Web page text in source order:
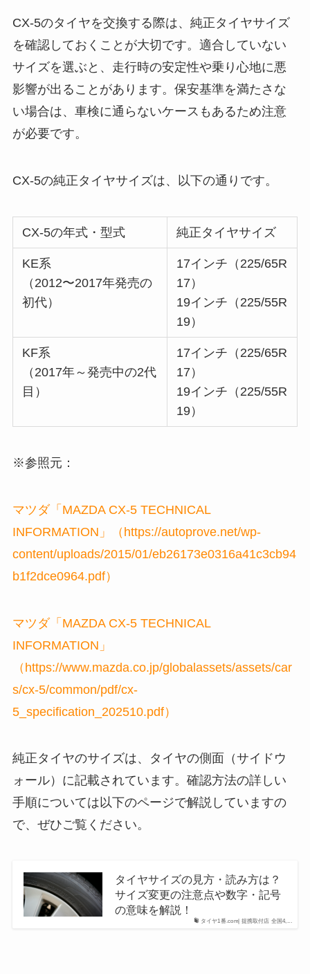
CX-5のタイヤを交換する際は、純正タイヤサイズ
を確認しておくことが大切です。適合していない
サイズを選ぶと、走行時の安定性や乗り心地に悪
影響が出ることがあります。保安基準を満たさな
い場合は、車検に通らないケースもあるため注意
が必要です。
CX-5の純正タイヤサイズは、以下の通りです。
CX-5の年式・型式 純正タイヤサイズ
KE系
（2012〜2017年発売の
初代）
17インチ（225/65R
17）
19インチ（225/55R
19）
KF系
（2017年～発売中の2代
目）
17インチ（225/65R
17）
19インチ（225/55R
19）
※参照元：
マツダ「MAZDA CX-5 TECHNICAL
INFORMATION」（https://autoprove.net/wp-
content/uploads/2015/01/eb26173e0316a41c3cb94
b1f2dce0964.pdf）
マツダ「MAZDA CX-5 TECHNICAL
INFORMATION」
（ https://www.mazda.co.jp/globalassets/assets/car
s/cx-5/common/pdf/cx-
5_specification_202510.pdf）
純正タイヤのサイズは、タイヤの側面（サイドウ
ォール）に記載されています。確認方法の詳しい
手順については以下のページで解説していますの
で、ぜひご覧ください。
タイヤ1番.com| 提携取付店 全国4,...
タイヤサイズの見方・読み方は？
サイズ変更の注意点や数字・記号
の意味を解説！